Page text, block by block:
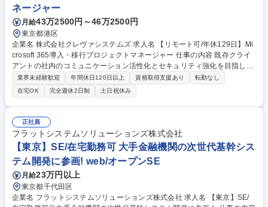
ネージャー
月給43万2500円～46万2500円
東京都港区
企業名 株式会社クレヴァシステムズ 求人名 【リモート可/年休129日】Mi
crosoft 365導入・移行プロジェクトマネージャー 仕事の内容 既存クライ
アントの社内のコミュニケーション活性化とセキュリティ強化を目指し、
Microsoft 365を中心としたインフラ構築・移行、およびセキュリティ製品
の導入プロジェクトのマネジメント業務をお任せします。 【業務内容詳
細】■Microsoft 365への移行・導入プロジェクトの進行管理 ■クラウド型
セキュリティSaaS（Webフィルタリング、メールセキュリティ）導入の
ディレクション ■顧客との要件定義、仕様調整、および見積もり作成を含
めた顧客折衝 ■プロジェクトメンバー（2～3名体制）のタスク管理、フォ
ロー ■課題管理、リスク管理、およびクライアントへの進捗報告 ※将来的
にマネジメントポジションもお任せ予定です。 募集職種 【リモート可/年
休129日】Microsoft 365導入・移行プロジェクトマネージャー
業界未経験歓迎 年間休日120日以上 資格取得支援あり
転勤なし
在宅OK
完全週休2日制 土日祝休み
正社員
フラットシステムソリューションズ株式会社
【東京】SE/在宅勤務可 大手金融機関の次世代基幹シス
テム開発に参画! web/オープンSE
月給23万円以上
東京都千代田区
企業名 フラットシステムソリューションズ株式会社 求人名 【東京】SE/